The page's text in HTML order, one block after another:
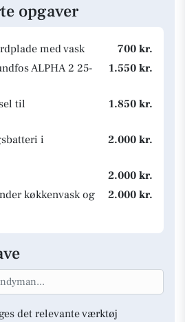
opgaver
med vask
700 kr.
ALPHA 2 25-
1.550 kr.
til
1.850 kr.
i
2.000 kr.
2.000 kr.
køkkenvask og
2.000 kr.
det relevante værktøj